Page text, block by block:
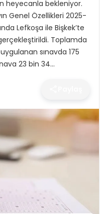
heyecanla bekleniyor.
Genel Özellikleri 2025-
Lefkoşa ile Bişkek’te
Toplamda
sınavda 175
23 bin 34…